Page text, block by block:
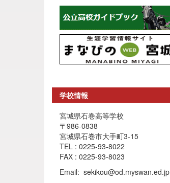
学校情報
宮城県石巻高等学校
〒986-0838
宮城県石巻市大手町3-15
TEL : 0225-93-8022
FAX : 0225-93-8023
Email: sekikou@od.myswan.ed.jp